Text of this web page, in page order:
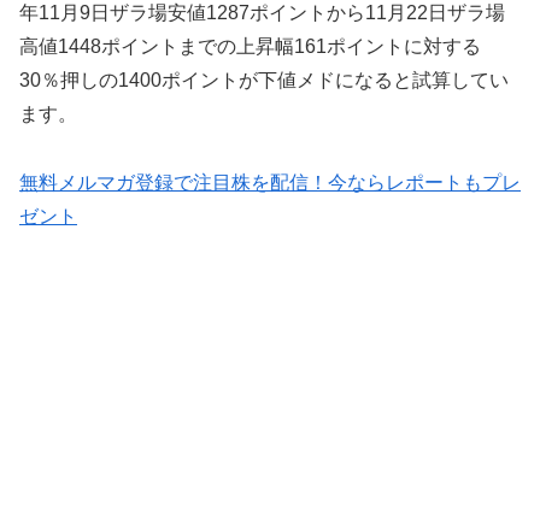
年11月9日ザラ場安値1287ポイントから11月22日ザラ場
高値1448ポイントまでの上昇幅161ポイントに対する
30％押しの1400ポイントが下値メドになると試算してい
ます。
無料メルマガ登録で注目株を配信！今ならレポートもプレ
ゼント